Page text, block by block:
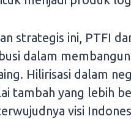
strategis ini, PTFI
dalam
Hilirisasi dalam
tambah yang lebih
visi